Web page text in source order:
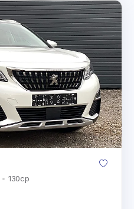
130cp